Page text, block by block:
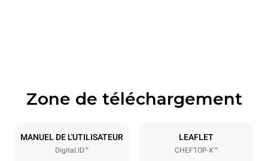
Caractéristiques de la plaque
10 GN 2/1
Espace entre les plaques
Zone de téléchargement
MANUEL DE L'UTILISATEUR
Digital.ID™
LEAFLET
CHEFTOP-X™